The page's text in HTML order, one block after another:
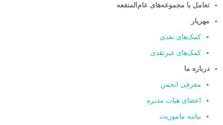
تعامل با مجموعه‌های عام‌المنفعه
مهریار
کمک‌های نقدی
کمک‌های غیرنقدی
درباره ما
معرفی انجمن
اعضای هیات مدیره
بیانیه ماموریت